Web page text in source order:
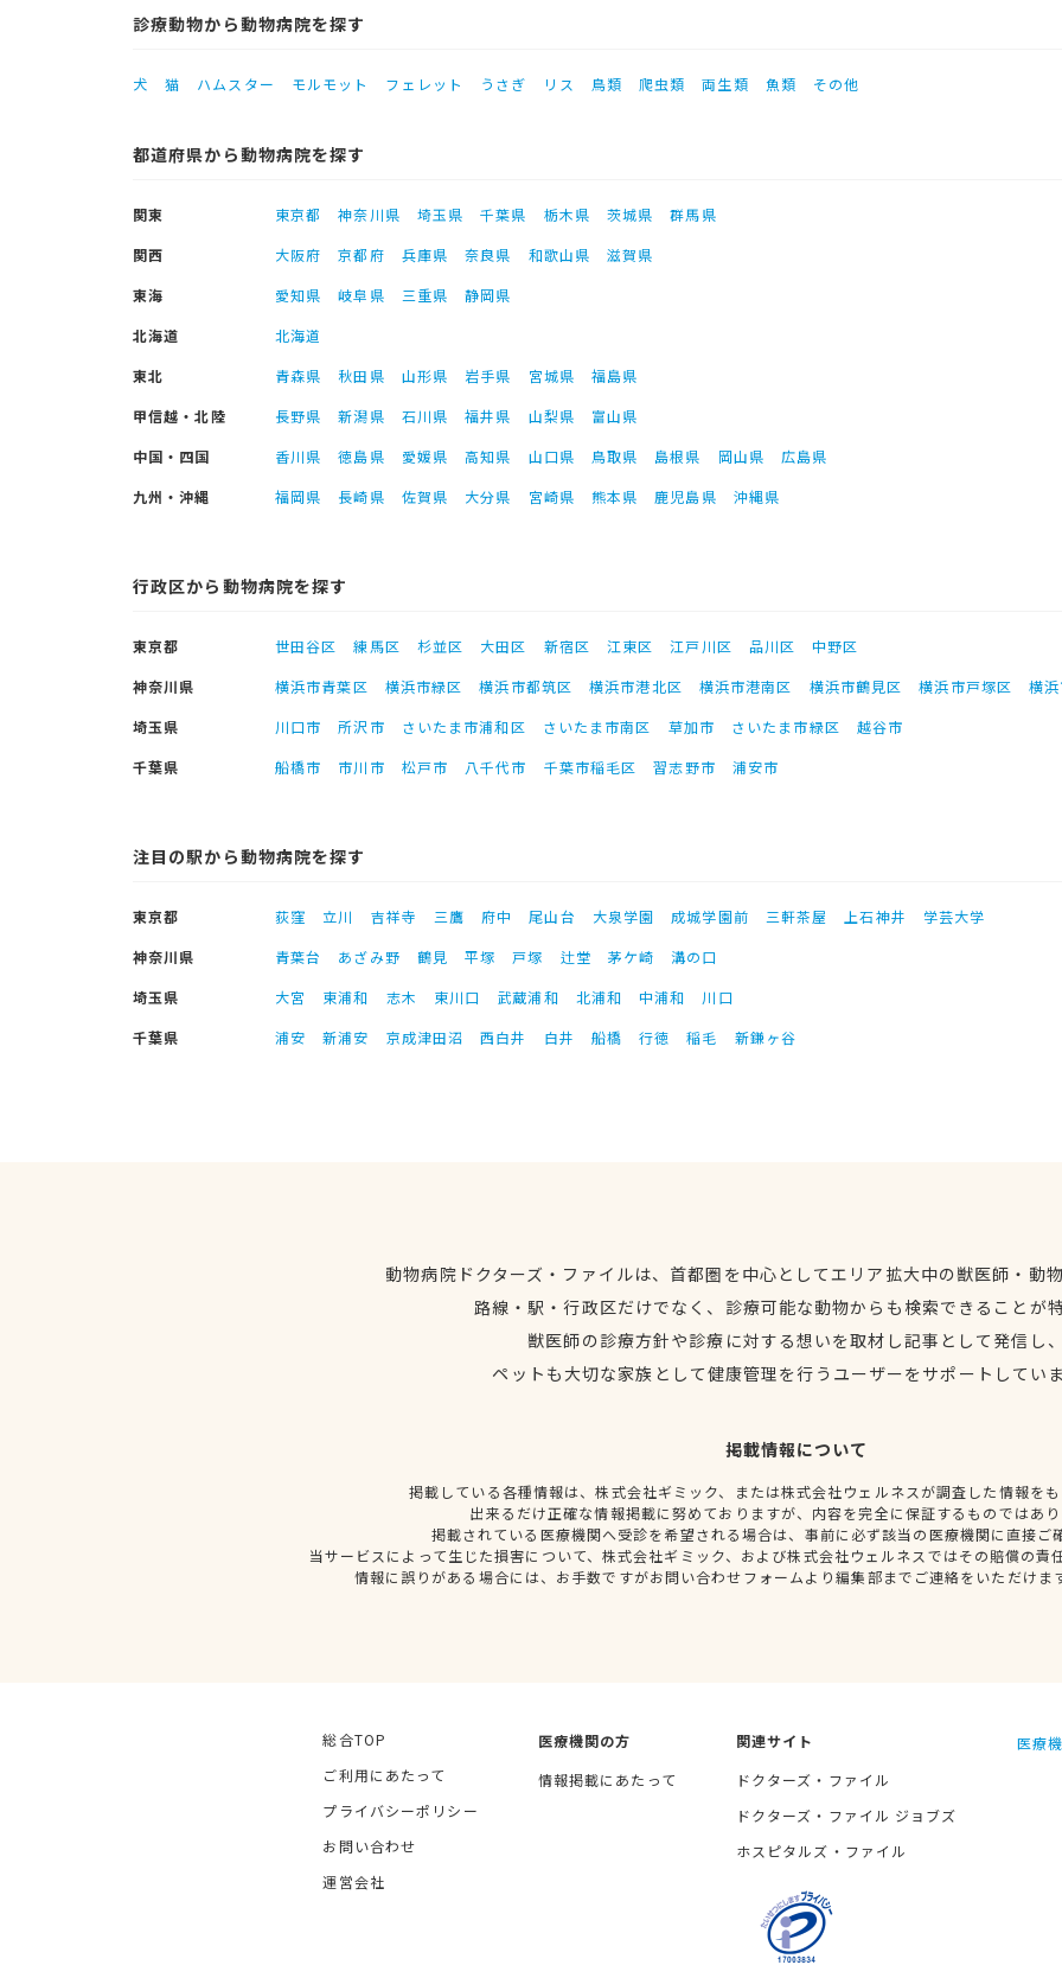
診療動物から動物病院を探す
犬 猫 ハムスター モルモット フェレット うさぎ リス 鳥類 爬虫類 両生類 魚類 その他
都道府県から動物病院を探す
関東 東京都 神奈川県 埼玉県 千葉県 栃木県 茨城県
群馬県
関西
大阪府 京都府 兵庫県 奈良県 和歌山県
滋賀県
東海
愛知県 岐阜県 三重県
静岡県
北海道
北海道
東北
青森県 秋田県 山形県 岩手県 宮城県
福島県
甲信越・北陸
長野県 新潟県 石川県 福井県 山梨県
富山県
中国・四国
香川県 徳島県 愛媛県 高知県 山口県 鳥取県 島根県 岡山県
広島県
九州・沖縄
福岡県 長崎県 佐賀県 大分県 宮崎県 熊本県 鹿児島県 沖縄県
行政区から動物病院を探す
東京都 世田谷区 練馬区 杉並区 大田区 新宿区 江東区 江戸川区 品川区
中野区
神奈川県
横浜市青葉区 横浜市緑区 横浜市都筑区 横浜市港北区 横浜市港南区 横浜市鶴見区 横浜市戸塚区
横
埼玉県
川口市 所沢市 さいたま市浦和区 さいたま市南区 草加市 さいたま市緑区
越谷市
千葉県
船橋市 市川市 松戸市 八千代市 千葉市稲毛区 習志野市 浦安市
注目の駅から動物病院を探す
東京都 荻窪 立川 吉祥寺 三鷹 府中 尾山台 大泉学園 成城学園前 三軒茶屋 上石神井
学芸大学
神奈川県
青葉台 あざみ野 鶴見 平塚 戸塚 辻堂 茅ケ崎
溝の口
埼玉県
大宮 東浦和 志木 東川口 武蔵浦和 北浦和 中浦和
川口
千葉県
浦安 新浦安 京成津田沼 西白井 白井 船橋 行徳 稲毛 新鎌ヶ谷
動物病院ドクターズ・ファイルは、首都圏を中心としてエリア拡大中の獣医師・動
路線・駅・行政区だけでなく、診療可能な動物からも検索できることが
獣医師の診療方針や診療に対する想いを取材し記事として発信し
ペットも大切な家族として健康管理を行うユーザーをサポートしてい
掲載情報について
掲載している各種情報は、株式会社ギミック、または株式会社ウェルネスが調査した情報を
出来るだけ正確な情報掲載に努めておりますが、内容を完全に保証するものではあ
掲載されている医療機関へ受診を希望される場合は、事前に必ず該当の医療機関に直接ご
当サービスによって生じた損害について、株式会社ギミック、および株式会社ウェルネスではその賠償の責
情報に誤りがある場合には、お手数ですがお問い合わせフォームより編集部までご連絡をいただけま
総合TOP
ご利用にあたって
プライバシーポリシー
お問い合わせ
運営会社
医療機関の方
情報掲載にあたって
関連サイト
ドクターズ・ファイル
ドクターズ・ファイル ジョブズ
ホスピタルズ・ファイル
医療